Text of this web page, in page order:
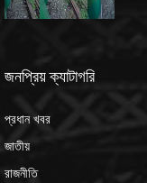
জনপ্রিয় ক্যাটাগরি
প্রধান খবর
জাতীয়
রাজনীতি